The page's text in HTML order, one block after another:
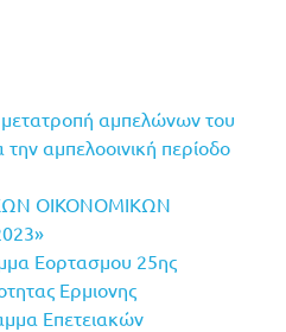
αμπελώνων του
την αμπελοοινική περίοδο
ΟΙΚΟΝΟΜΙΚΩΝ
Εορτασμου 25ης
Ερμιονης
Επετειακών